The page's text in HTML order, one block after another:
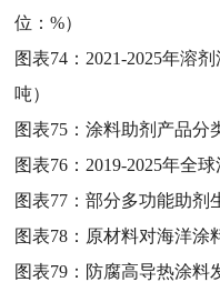
位：%）
图表74： 2021-2025年溶
吨）
图表75：涂料助剂产品分
图表76： 2019-2025年全
图表77：部分多功能助剂
图表78： 原材料对海洋涂
图表79： 防腐高导热涂料